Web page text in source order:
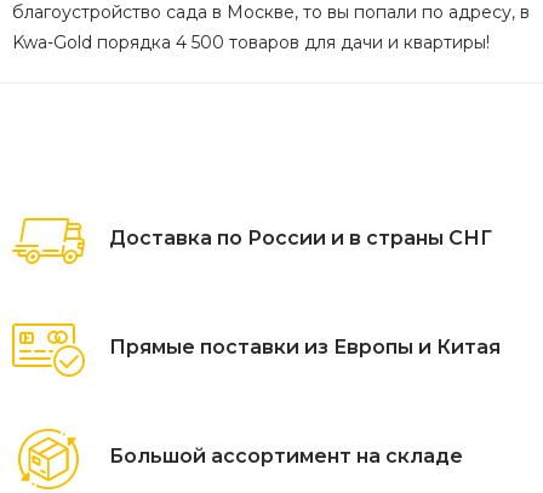
благоустройство сада в Москве, то вы попали по адресу, в
Kwa-Gold порядка 4 500 товаров для дачи и квартиры!
Доставка по России и в страны СНГ
Прямые поставки из Европы и Китая
Большой ассортимент на складе